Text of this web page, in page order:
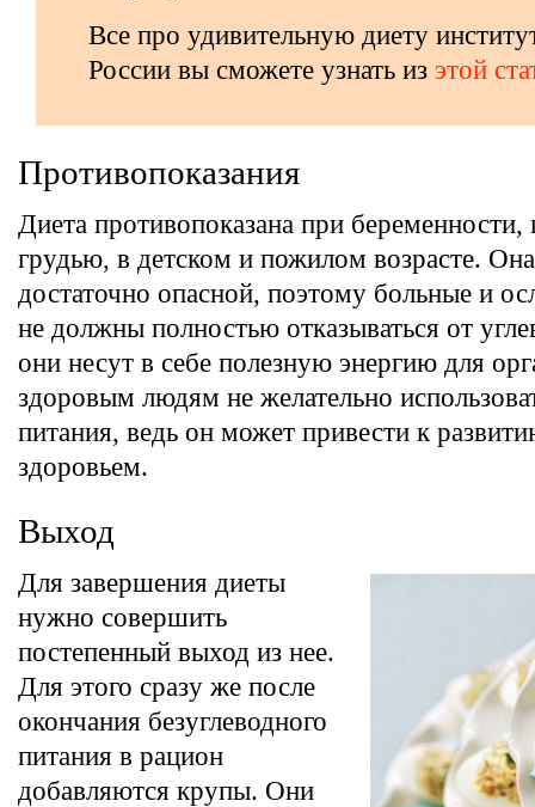
Все про удивительную диету
России вы сможете узнать из этой
Противопоказания
Диета противопоказана при беременности,
грудью, в детском и пожилом возрасте. Она
достаточно опасной, поэтому больные и
не должны полностью отказываться от
они несут в себе полезную энергию для
здоровым людям не желательно
питания, ведь он может привести к
здоровьем.
Выход
Для завершения диеты
нужно совершить
постепенный выход из нее.
Для этого сразу же после
окончания безуглеводного
питания в рацион
добавляются крупы. Они